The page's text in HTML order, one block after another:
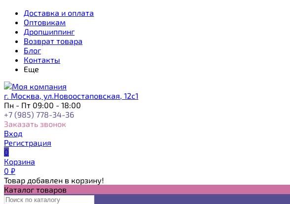
Доставка и оплата
Оптовикам
Дропшиппинг
Возврат товара
Блог
Контакты
Еще
г. Москва, ул.Новоостаповская, 12с1
Пн - Пт 09:00 - 18:00
+7 (985) 778-34-36
Заказать звонок
Вход
Регистрация
0
Корзина
0 ₽
Товар добавлен в корзину!
Каталог товаров